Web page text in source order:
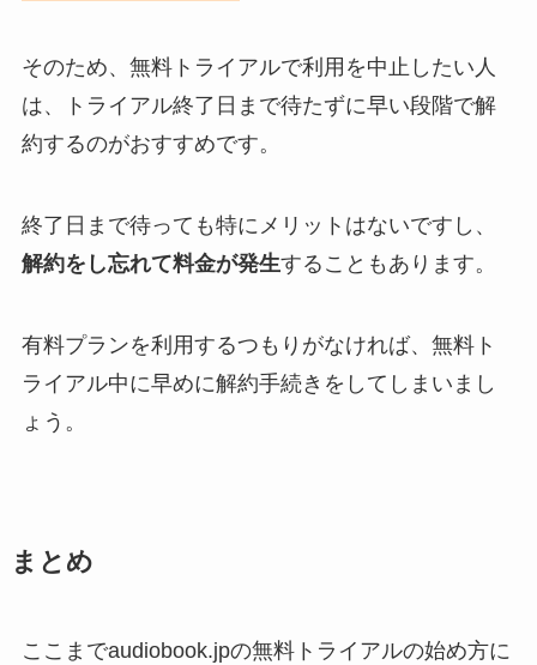
そのため、無料トライアルで利用を中止したい人
は、トライアル終了日まで待たずに早い段階で解
約するのがおすすめです。
終了日まで待っても特にメリットはないですし、
解約をし忘れて料金が発生することもあります。
有料プランを利用するつもりがなければ、無料ト
ライアル中に早めに解約手続きをしてしまいまし
ょう。
まとめ
ここまでaudiobook.jpの無料トライアルの始め方に